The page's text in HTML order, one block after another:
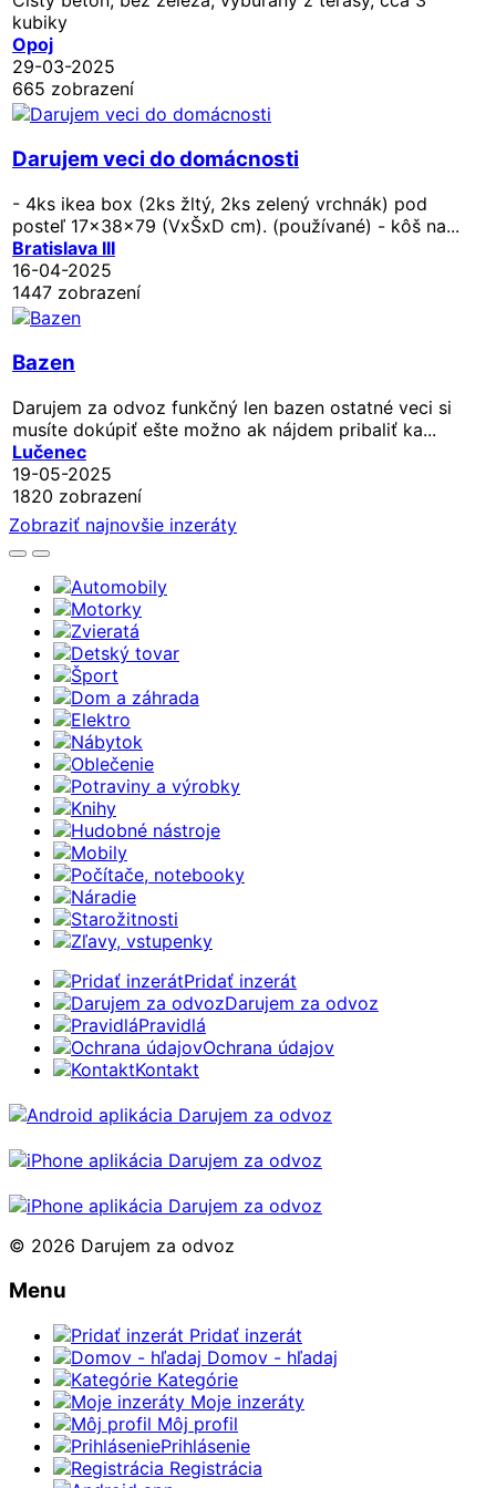
kubiky
Opoj
29-03-2025
665 zobrazení
Darujem veci do domácnosti
- 4ks ikea box (2ks žltý, 2ks zelený vrchnák) pod
posteľ 17x38x79 (VxŠxD cm). (používané) - kôš na...
Bratislava III
16-04-2025
1447 zobrazení
Bazen
Darujem za odvoz funkčný len bazen ostatné veci si
musíte dokúpiť ešte možno ak nájdem pribaliť ka...
Lučenec
19-05-2025
1820 zobrazení
Zobraziť najnovšie inzeráty
Automobily
Motorky
Zvieratá
Detský tovar
Šport
Dom a záhrada
Elektro
Nábytok
Oblečenie
Potraviny a výrobky
Knihy
Hudobné nástroje
Mobily
Počítače, notebooky
Náradie
Starožitnosti
Zľavy, vstupenky
Pridať inzerát
Darujem za odvoz
Pravidlá
Ochrana údajov
Kontakt
© 2026 Darujem za odvoz
Menu
Pridať inzerát
Domov - hľadaj
Kategórie
Moje inzeráty
Môj profil
Prihlásenie
Registrácia